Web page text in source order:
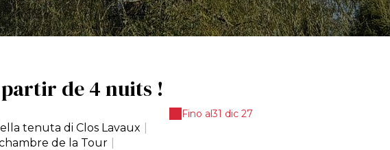
partir de 4 nuits !
tenuta di Clos Lavaux
de la Tour
Fino al31 dic 27